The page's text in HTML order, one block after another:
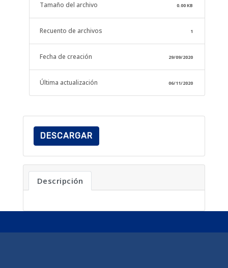
Tamaño del archivo 0.00 KB
Recuento de archivos 1
Fecha de creación 29/09/2020
Última actualización 06/11/2020
DESCARGAR
Descripción